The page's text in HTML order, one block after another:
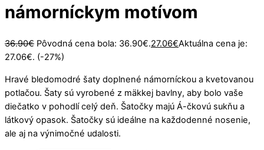
námorníckym motívom
36.90€ Pôvodná cena bola: 36.90€.27.06€Aktuálna cena je:
27.06€. (-27%)
Hravé bledomodré šaty doplnené námorníckou a kvetovanou
potlačou. Šaty sú vyrobené z mäkkej bavlny, aby bolo vaše
diečatko v pohodlí celý deň. Šatočky majú Á-čkovú sukňu a
látkový opasok. Šatočky sú ideálne na každodenné nosenie,
ale aj na výnimočné udalosti.